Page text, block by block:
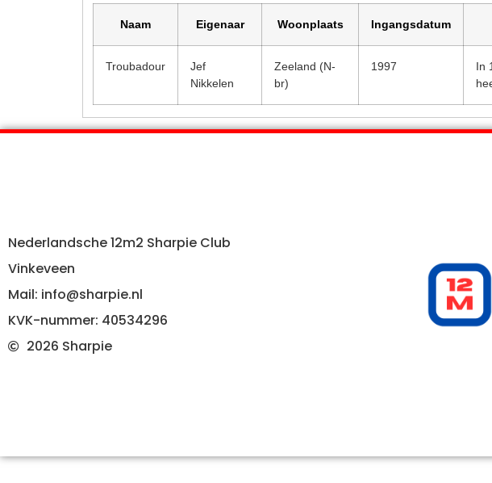
Naam Eigenaar Woonplaats Ingangsdatum
Troubadour
Jef
Nikkelen
Zeeland (N-
br)
1997
In
Nederlandsche 12m2 Sharpie Club
Vinkeveen
Mail: info@sharpie.nl
KVK-nummer: 40534296
2026 Sharpie